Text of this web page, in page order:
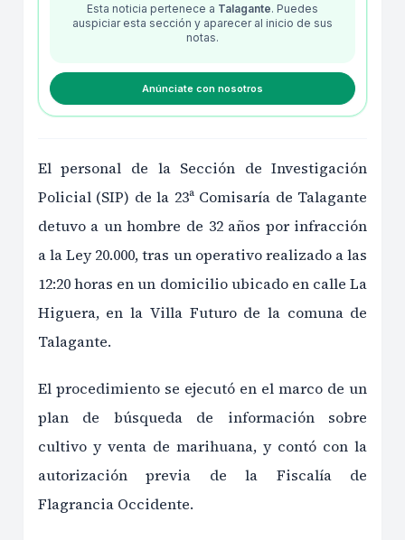
Esta noticia pertenece a Talagante. Puedes
auspiciar esta sección y aparecer al inicio de sus
notas.
Anúnciate con nosotros
El personal de la Sección de Investigación
Policial (SIP) de la 23ª Comisaría de Talagante
detuvo a un hombre de 32 años por infracción
a la Ley 20.000, tras un operativo realizado a las
12:20 horas en un domicilio ubicado en calle La
Higuera, en la Villa Futuro de la comuna de
Talagante.
El procedimiento se ejecutó en el marco de un
plan de búsqueda de información sobre
cultivo y venta de marihuana, y contó con la
autorización previa de la Fiscalía de
Flagrancia Occidente.